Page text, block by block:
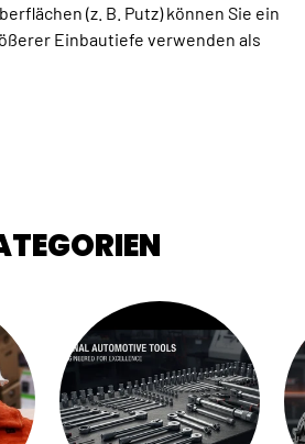
(z. B. Putz) können Sie ein
Einbautiefe verwenden als